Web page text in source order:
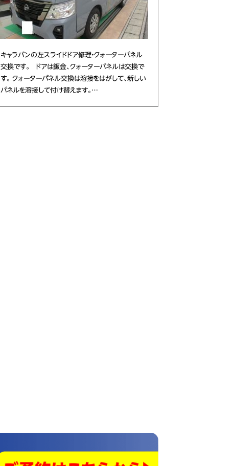
キャラバンの左スライドドア修理・クォーターパネル
交換です。 ドアは鈑金、クォーターパネルは交換で
す。 クォーターパネル交換は溶接をはがして、新しい
パネルを溶接して付け替えます。…